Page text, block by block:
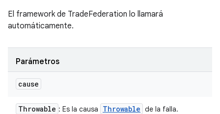
El framework de TradeFederation lo llamará
automáticamente.
Parámetros
cause
Throwable : Es la causa Throwable de la falla.